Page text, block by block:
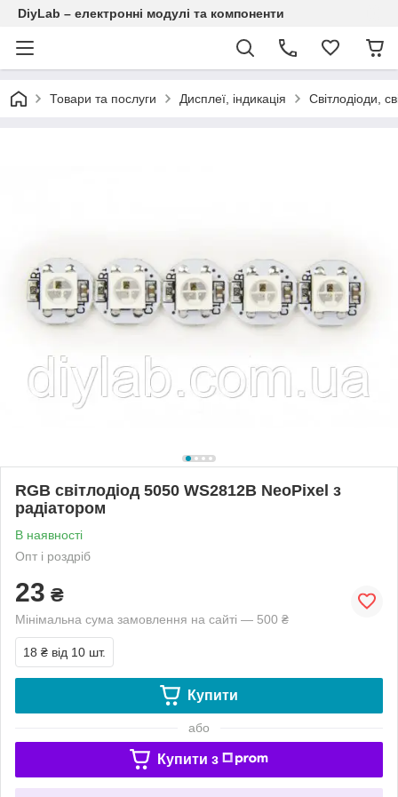
DiyLab – електронні модулі та компоненти
Товари та послуги Дисплеї, індикація Світлодіоди,
RGB світлодіод 5050 WS2812B NeoPixel з
радіатором
В наявності
Опт і роздріб
23 ₴
Мінімальна сума замовлення на сайті — 500 ₴
18 ₴ від 10 шт.
Купити
або
Купити з